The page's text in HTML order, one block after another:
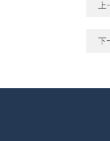
下